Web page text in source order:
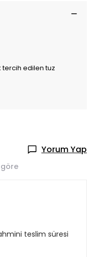
edilen tuz
Yorum Yap
teslim süresi